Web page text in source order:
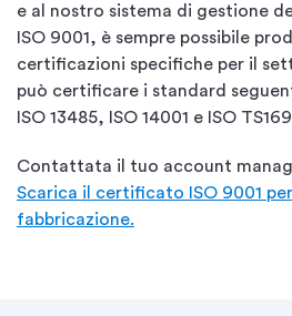
e al nostro sistema di gestione
ISO 9001, è sempre possibile
certificazioni specifiche per il
può certificare i standard
ISO 13485, ISO 14001 e ISO
Contattata il tuo account
Scarica il certificato ISO 9001
fabbricazione.